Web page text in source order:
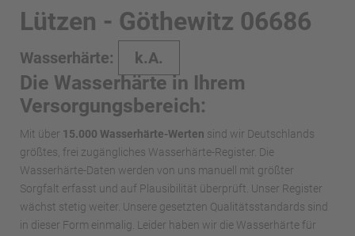
Lützen - Göthewitz 06686
Wasserhärte: k.A.
Die Wasserhärte in Ihrem
Versorgungsbereich:
Mit über 15.000 Wasserhärte-Werten sind wir Deutschlands
größtes, frei zugängliches Wasserhärte-Register. Die
Wasserhärte-Daten werden von uns manuell mit größter
Sorgfalt erfasst und auf Plausibilität überprüft. Unser Register
wächst stetig weiter. Unsere gesetzten Qualitätsstandards sind
in dieser Form einmalig. Leider haben wir die Wasserhärte für